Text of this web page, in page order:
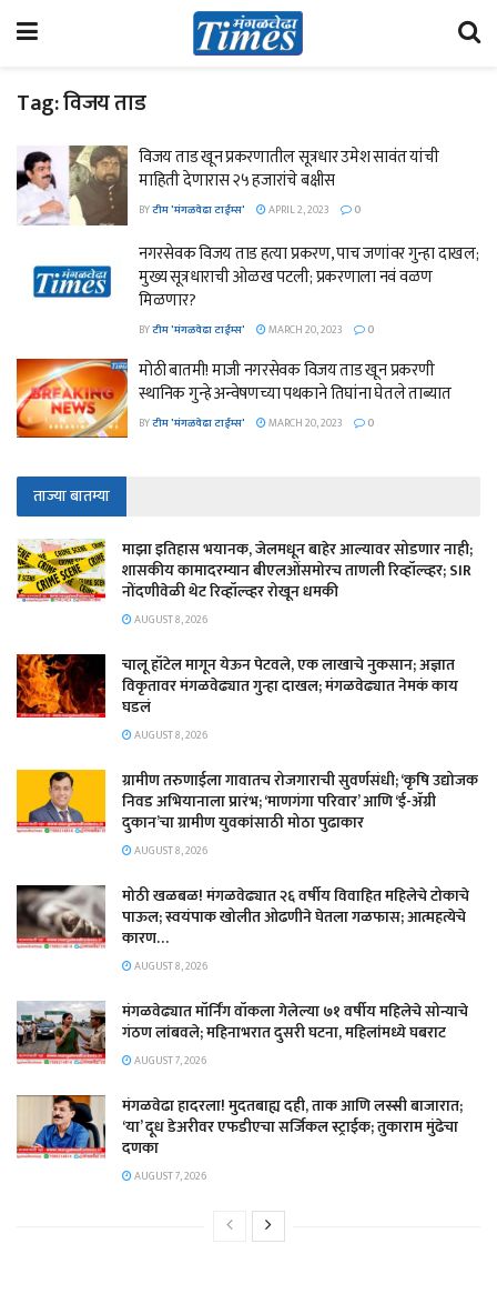
Tag:विजय ताड
विजय ताड खून प्रकरणातील सूत्रधार उमेश सावंत यांची
माहिती देणारास २५ हजारांचे बक्षीस
BYटीम 'मंगळवेढा टाईम्स' APRIL 2, 2023 0
नगरसेवक विजय ताड हत्या प्रकरण, पाच जणांवर गुन्हा दाखल;
मुख्य सूत्रधाराची ओळख पटली; प्रकरणाला नवं वळण
मिळणार?
BYटीम 'मंगळवेढा टाईम्स' MARCH 20, 2023 0
मोठी बातमी! माजी नगरसेवक विजय ताड खून प्रकरणी
स्थानिक गुन्हे अन्वेषणच्या पथकाने तिघांना घेतले ताब्यात
BYटीम 'मंगळवेढा टाईम्स' MARCH 20, 2023 0
ताज्या बातम्या
माझा इतिहास भयानक, जेलमधून बाहेर आल्यावर सोडणार नाही;
शासकीय कामादरम्यान बीएलओंसमोरच ताणली रिव्हॉल्व्हर; SIR
नोंदणीवेळी थेट रिव्हॉल्व्हर रोखून धमकी
AUGUST 8, 2026
चालू हॉटेल मागून येऊन पेटवले, एक लाखाचे नुकसान; अज्ञात
विकृतावर मंगळवेढ्यात गुन्हा दाखल; मंगळवेढ्यात नेमकं काय
घडलं
AUGUST 8, 2026
​ग्रामीण तरुणाईला गावातच रोजगाराची सुवर्णसंधी; ‘कृषि उद्योजक
निवड अभियानाला प्रारंभ; ‘माणगंगा परिवार’ आणि ‘ई-ॲग्री
दुकान’चा ग्रामीण युवकांसाठी मोठा पुढाकार
AUGUST 8, 2026
मोठी खळबळ! मंगळवेढ्यात २६ वर्षीय विवाहित महिलेचे टोकाचे
पाऊल; स्वयंपाक खोलीत ओढणीने घेतला गळफास; आत्महत्येचे
कारण…
AUGUST 8, 2026
मंगळवेढ्यात मॉर्निंग वॉकला गेलेल्या ७१ वर्षीय महिलेचे सोन्याचे
गंठण लांबवले; महिनाभरात दुसरी घटना, महिलांमध्ये घबराट
AUGUST 7, 2026
​मंगळवेढा हादरला! मुदतबाह्य दही, ताक आणि लस्सी बाजारात;
‘या’ दूध डेअरीवर एफडीएचा सर्जिकल स्ट्राईक; ​तुकाराम मुंढेचा
दणका
AUGUST 7, 2026